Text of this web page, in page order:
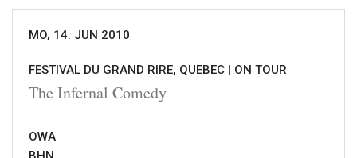
MO, 14. JUN 2010
FESTIVAL DU GRAND RIRE, QUEBEC | ON TOUR
The Infernal Comedy
OWA